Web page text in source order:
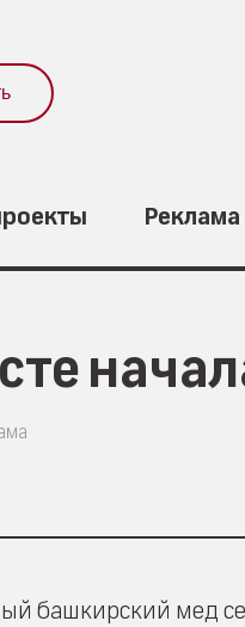
Реклама
башкирский мед